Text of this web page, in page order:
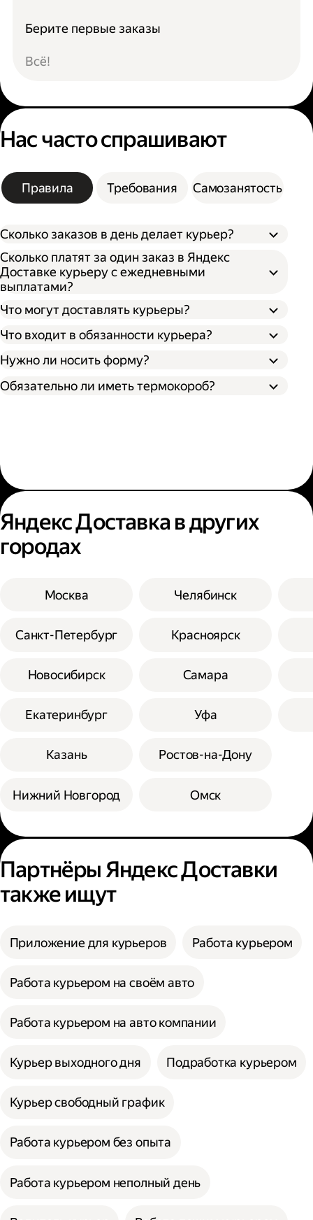
Берите первые заказы
Всё!
Нас часто спрашивают
Правила Требования Самозанятость
Сколько заказов в день делает курьер?
Сколько платят за один заказ в Яндекс
Доставке курьеру с ежедневными
выплатами?
Что могут доставлять курьеры?
Что входит в обязанности курьера?
Нужно ли носить форму?
Обязательно ли иметь термокороб?
Яндекс Доставка в других
городах
Москва
Санкт-Петербург
Новосибирск
Екатеринбург
Казань
Нижний Новгород
Челябинск
Красноярск
Самара
Уфа
Ростов-на-Дону
Омск
Партнёры Яндекс Доставки
также ищут
Приложение для курьеров Работа курьером
Работа курьером на своём авто
Работа курьером на авто компании
Курьер выходного дня Подработка курьером
Курьер свободный график
Работа курьером без опыта
Работа курьером неполный день